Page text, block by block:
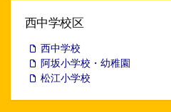
イ
西中学校区
西中学校
阿坂小学校・幼稚園
松江小学校